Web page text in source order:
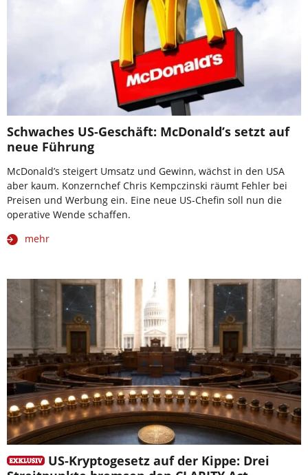
Schwaches US-Geschäft: McDonald’s setzt auf
neue Führung
McDonald’s steigert Umsatz und Gewinn, wächst in den USA
aber kaum. Konzernchef Chris Kempczinski räumt Fehler bei
Preisen und Werbung ein. Eine neue US-Chefin soll nun die
operative Wende schaffen.
mehr
US-Kryptogesetz auf der Kippe: Drei